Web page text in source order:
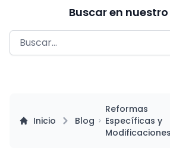
Buscar en
Inicio Blog
Reformas
Específicas y
Modificaciones